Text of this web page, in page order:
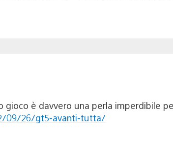
è davvero una perla imperdibile
09/26/gt5-avanti-tutta/